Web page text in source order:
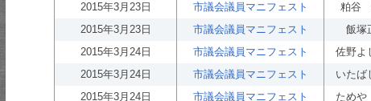
2015年3月23日 市議会議員マニフェスト 粕谷
2015年3月23日
市議会議員マニフェスト 飯塚
2015年3月24日
市議会議員マニフェスト 佐野よ
2015年3月24日
市議会議員マニフェスト いたば
2015年3月24日
市議会議員マニフェスト ため